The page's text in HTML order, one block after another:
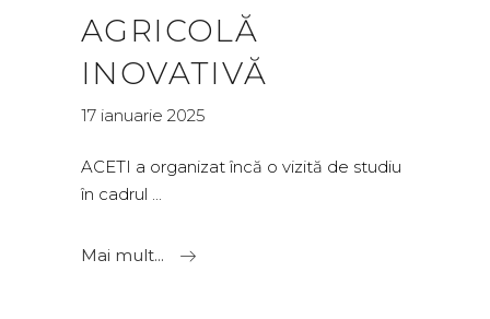
AGRICOLĂ
INOVATIVĂ
17 ianuarie 2025
ACETI a organizat încă o vizită de studiu
în cadrul
Mai mult...